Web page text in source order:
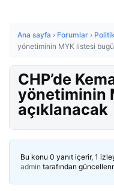
Ana sayfa › Forumlar ›
yönetiminin MYK listesi
CHP’de
yönetiminin
açıklanacak
Bu konu 0 yanıt içerir, 1
admin tarafından